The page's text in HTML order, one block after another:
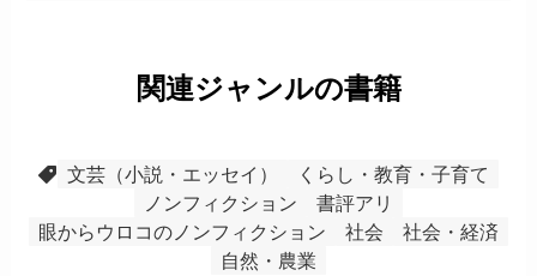
関連ジャンルの書籍
文芸（小説・エッセイ）
くらし・教育・子育て
ノンフィクション
書評アリ
眼からウロコのノンフィクション
社会
社会・経済
自然・農業